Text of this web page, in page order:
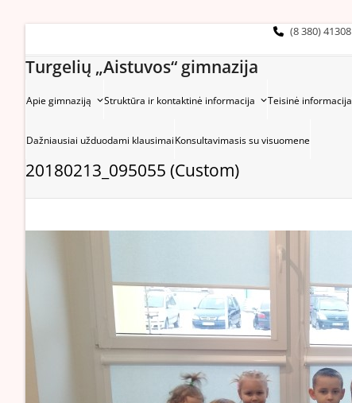
(8 380) 41308
Turgelių „Aistuvos“ gimnazija
Apie gimnaziją Struktūra ir kontaktinė informacija Teisinė informacija
Dažniausiai užduodami klausimaiKonsultavimasis su visuomene
20180213_095055 (Custom)